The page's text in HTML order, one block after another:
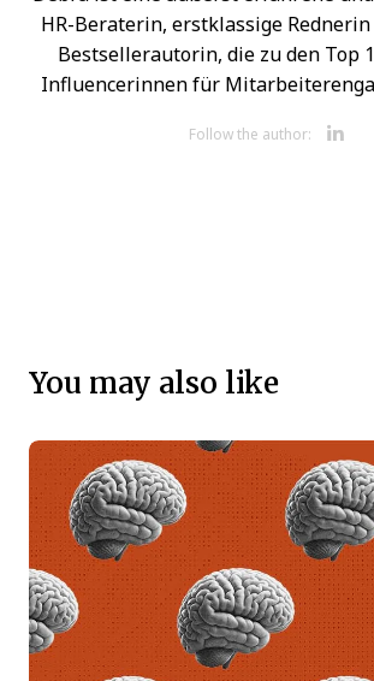
HR-Beraterin, erstklassige
Bestsellerautorin, die zu den Top
Influencerinnen für
Follow the author:
You may also like